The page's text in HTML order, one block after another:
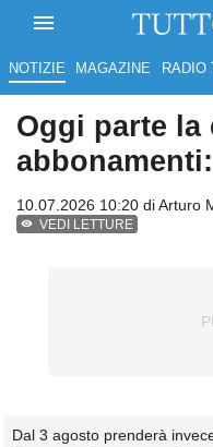
NOTIZIE MAGAZINE RADIO
Oggi parte la
10.07.2026 10:20 diArturo
VEDI LETTURE
Dal 3 agosto prenderà